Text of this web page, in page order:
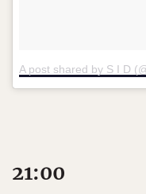
A post shared by S I D
21:00